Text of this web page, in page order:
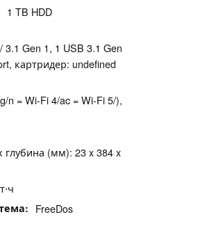
1 TB HDD
3.1 Gen 1, 1 USB 3.1 Gen
картридер: undefined
n = Wi-Fi 4/ac = Wi-Fi 5/),
(мм): 23 x 384 x
FreeDos